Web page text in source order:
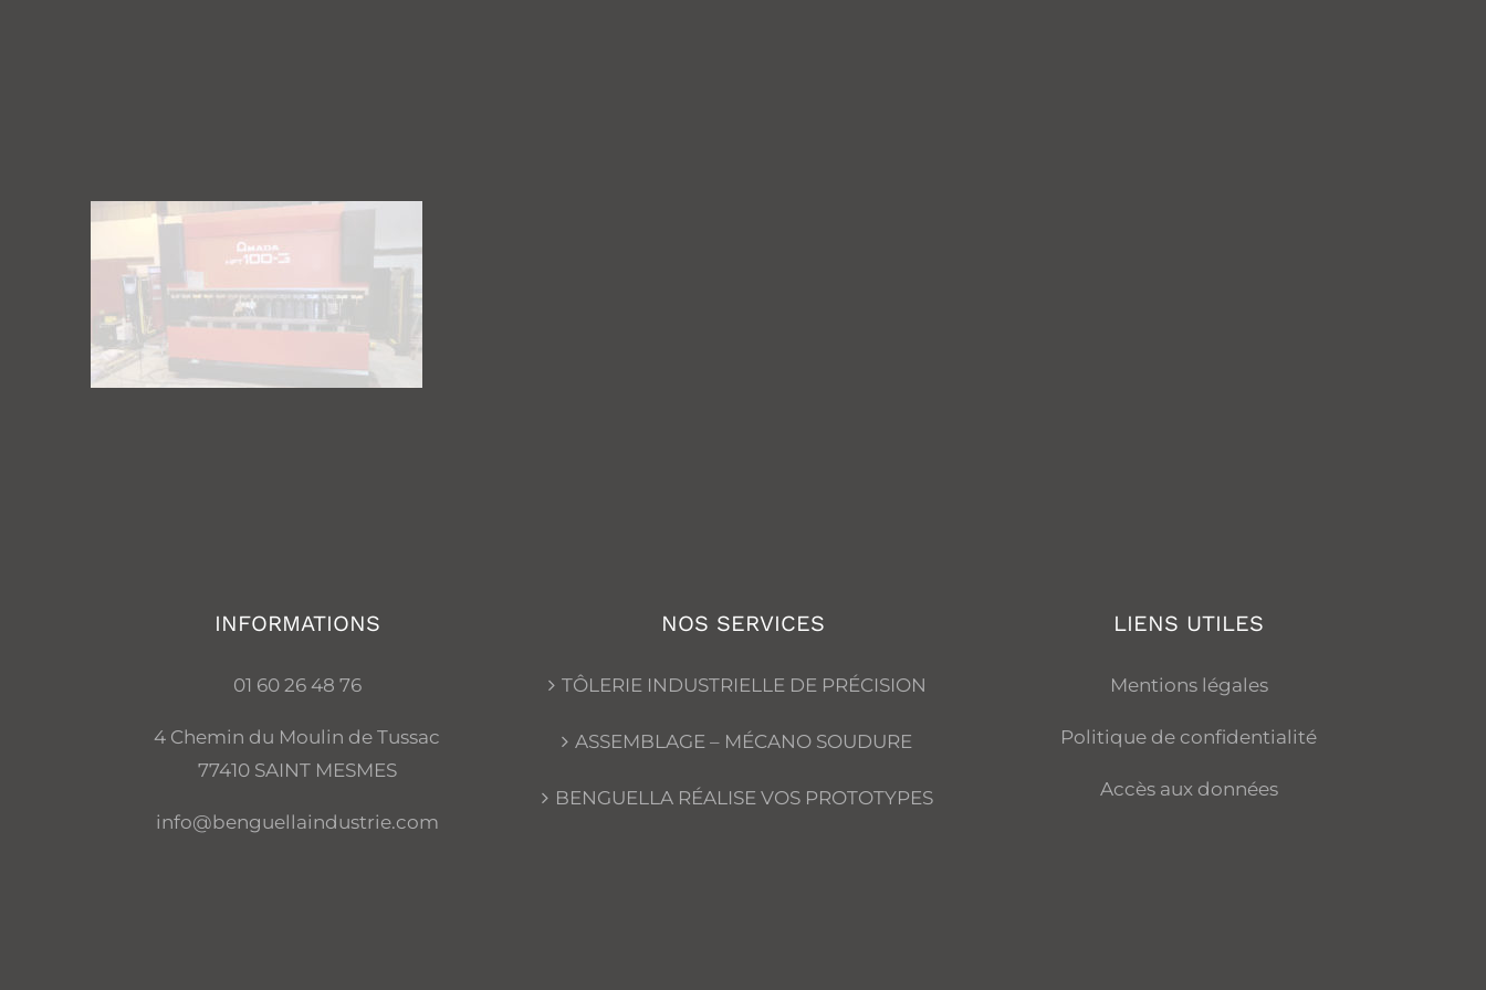
INFORMATIONS
01 60 26 48 76
4 Chemin du Moulin de Tussac
77410 SAINT MESMES
info@benguellaindustrie.com
NOS SERVICES
TÔLERIE INDUSTRIELLE DE PRÉCISION
ASSEMBLAGE – MÉCANO SOUDURE
BENGUELLA RÉALISE VOS PROTOTYPES
LIENS UTILES
Mentions légales
Politique de confidentialité
Accès aux données